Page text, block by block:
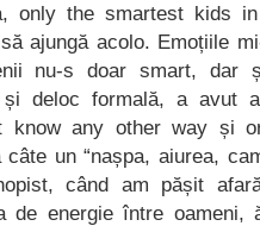
only the smartest kids
ajungă acolo. Emoțiile
nu-s doar smart, dar
deloc formală, a avut
know any other way și
un “nașpa, aiurea,
când am pășit
de energie între oameni,